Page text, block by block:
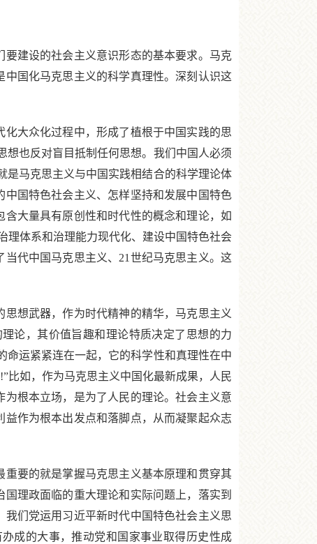
建设的社会主义意识形态的基本要求。马克
国化马克思主义的科学真理性。深刻认识这
大众化过程中，形成了植根于中国实践的思
想也反对盲目抵制任何思想。我们中国人必须
是马克思主义与中国实践相结合的科学理论体
国特色社会主义、怎样坚持和发展中国特色
大量具有原创性和时代性的概念和理论，如
理体系和治理能力现代化、建设中国特色社会
代中国马克思主义、21世纪马克思主义。这
想武器，作为时代精神的精华，马克思主义
论，其价值旨趣和理论特质决定了思想的力
命运紧紧连在一起，它的科学性和真理性在中
比如，作为马克思主义中国化最新成果，人民
根本立场，是为了人民的理论。社会主义意
作为根本出发点和落脚点，从而凝聚起众志
要的就是掌握马克思主义基本原理和贯穿其
理政面临的重大理论和实际问题上，落实到
们党运用习近平新时代中国特色社会主义思
成的大事，推动党和国家事业取得历史性成